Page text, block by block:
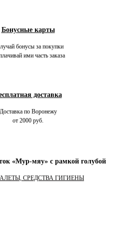
Бонусные карты
бонусы за покупки
ими часть заказа
доставка
Доставка по Воронежу
от 2000 руб.
«Мур-мяу» с рамкой голубой
СРЕДСТВА ГИГИЕНЫ